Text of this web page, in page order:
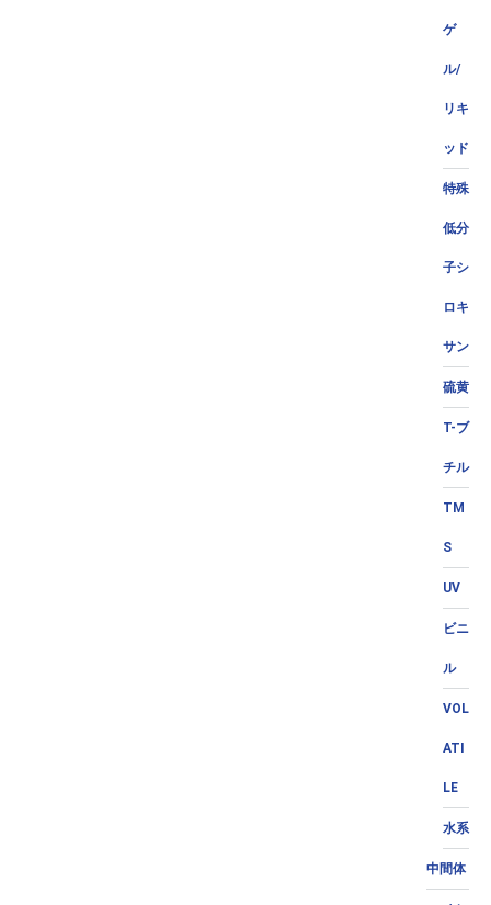
ゲ
ル/
リキ
ッド
特殊
低分
子シ
ロキ
サン
硫黄
T-ブ
チル
TM
S
UV
ビニ
ル
VOL
ATI
LE
水系
中間体